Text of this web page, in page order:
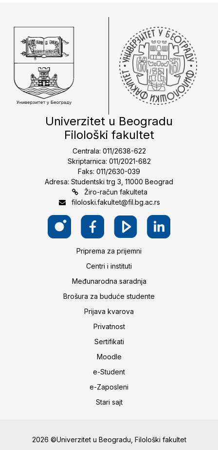
Univerzitet u Beogradu
Filološki fakultet
Centrala: 011/2638-622
Skriptarnica: 011/2021-682
Faks: 011/2630-039
Adresa: Studentski trg 3, 11000 Beograd
Žiro-račun fakulteta
filoloski.fakultet@fil.bg.ac.rs
Priprema za prijemni
Centri i instituti
Međunarodna saradnja
Brošura za buduće studente
Prijava kvarova
Privatnost
Sertifikati
Moodle
e-Student
e-Zaposleni
Stari sajt
2026 ©Univerzitet u Beogradu, Filološki fakultet